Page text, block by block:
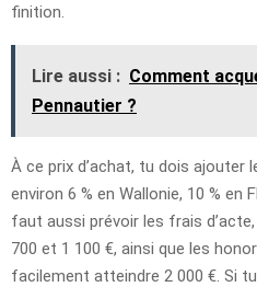
finition.
Lire aussi : Comment
Pennautier ?
À ce prix d’achat, tu dois ajouter
environ 6 % en Wallonie, 10 % en
faut aussi prévoir les frais
700 et 1 100 €, ainsi que les
facilement atteindre 2 000 €. Si